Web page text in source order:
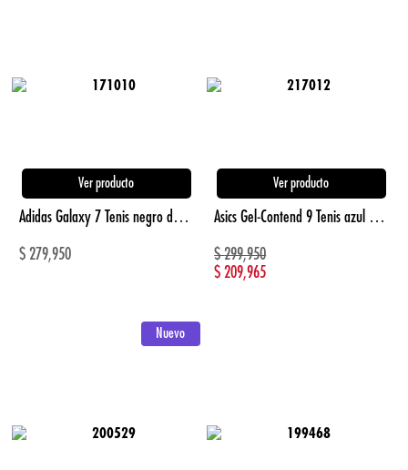
Ver producto
Adidas Galaxy 7 Tenis negro de mujer para correr
$ 279,950
Ver producto
Asics Gel-Contend 9 Tenis azul de hombre para correr
$299,950
$209,965